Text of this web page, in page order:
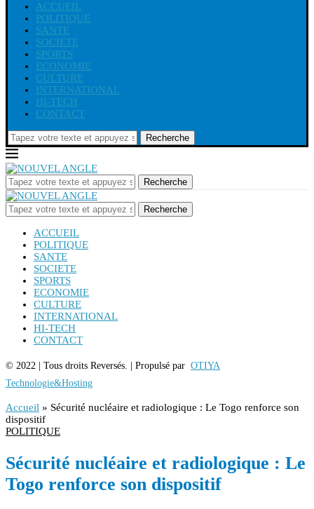
ACCUEIL
POLITIQUE
SANTE
SOCIETE
SPORTS
ECONOMIE
CULTURE
INTERNATIONAL
HI-TECH
CONTACT
Recherche
Recherche
Recherche
ACCUEIL
POLITIQUE
SANTE
SOCIETE
SPORTS
ECONOMIE
CULTURE
INTERNATIONAL
HI-TECH
CONTACT
© 2022 | Tous droits Reversés. | Propulsé par OTIYA
Technologie&Hosting
Accueil » Sécurité nucléaire et radiologique : Le Togo renforce son
dispositif
POLITIQUE
Sécurité nucléaire et radiologique : Le
Togo renforce son dispositif